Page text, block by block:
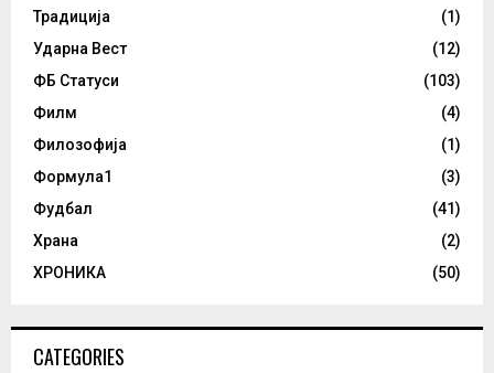
Традиција
(1)
Ударна Вест
(12)
ФБ Статуси
(103)
Филм
(4)
Филозофија
(1)
Формула1
(3)
Фудбал
(41)
Храна
(2)
ХРОНИКА
(50)
CATEGORIES